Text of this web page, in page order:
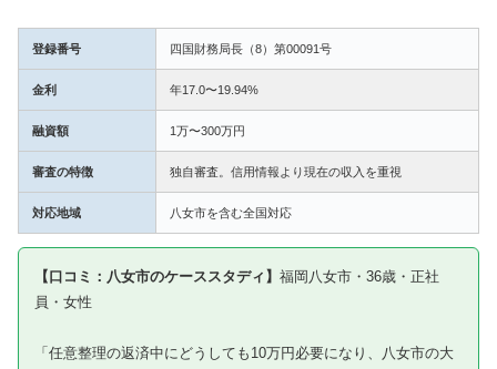
登録番号 四国財務局長（8）第00091号
金利 年17.0〜19.94%
融資額 1万〜300万円
審査の特徴 独自審査。信用情報より現在の収入を重視
対応地域 八女市を含む全国対応
【口コミ：八女市のケーススタディ】 福岡八女市・36歳・正社
員・女性
「任意整理の返済中にどうしても10万円必要になり、八女市の大